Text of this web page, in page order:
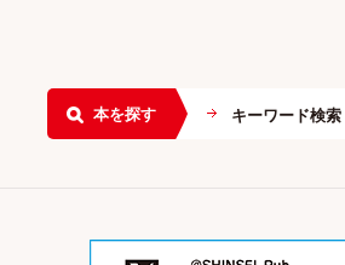
本を探す キーワード検索